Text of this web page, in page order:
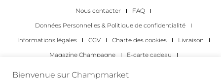
Nous contacter
FAQ
Données Personnelles & Politique de confidentialité
Informations légales
CGV Charte des cookies
Livraison
Magazine Champagne
E-carte cadeau
Bienvenue sur Champmarket